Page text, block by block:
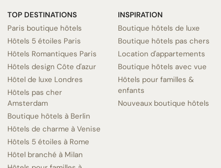
TOP DESTINATIONS
Paris boutique hôtels
Hôtels 5 étoiles Paris
Hôtels Romantiques Paris
Hôtels design Côte d'azur
Hôtel de luxe Londres
Hôtels pas cher
Amsterdam
Boutique hôtels à Berlin
Hôtels de charme à Venise
Hôtels 5 étoiles à Rome
Hôtel branché à Milan
INSPIRATION
Boutique hôtels de luxe
Boutique hôtels pas chers
Location d'appartements
Boutique hôtels avec vue
Hôtels pour familles &
enfants
Nouveaux boutique hôtels